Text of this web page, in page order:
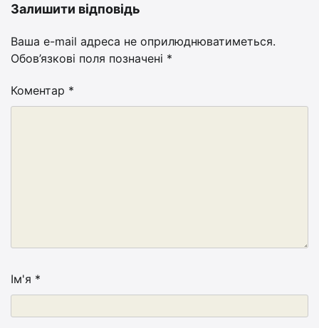
Залишити відповідь
Ваша e-mail адреса не оприлюднюватиметься.
Обов’язкові поля позначені *
Коментар *
Ім'я *